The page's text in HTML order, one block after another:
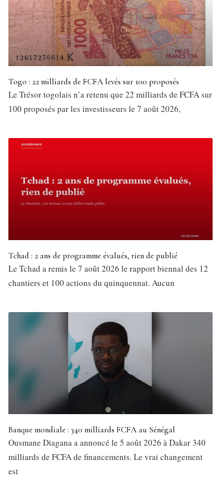
Togo : 22 milliards de FCFA levés sur 100 proposés
Le Trésor togolais n’a retenu que 22 milliards de FCFA sur
100 proposés par les investisseurs le 7 août 2026,
Tchad : 2 ans de programme évalués, rien de publié
Le Tchad a remis le 7 août 2026 le rapport biennal des 12
chantiers et 100 actions du quinquennat. Aucun
Banque mondiale : 340 milliards FCFA au Sénégal
Ousmane Diagana a annoncé le 5 août 2026 à Dakar 340
milliards de FCFA de financements. Le vrai changement
est